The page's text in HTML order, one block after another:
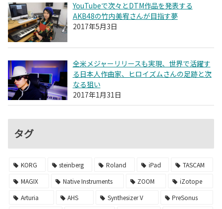
YouTubeで次々とDTM作品を発表する
AKB48の竹内美宥さんが目指す夢
2017年5月3日
全米メジャーリリースも実現、世界で活躍す
る日本人作曲家、ヒロイズムさんの足跡と次
なる狙い
2017年1月31日
タグ
KORG steinberg Roland iPad
TASCAM
MAGIX
Native Instruments ZOOM
iZotope
Arturia
AHS Synthesizer V
PreSonus